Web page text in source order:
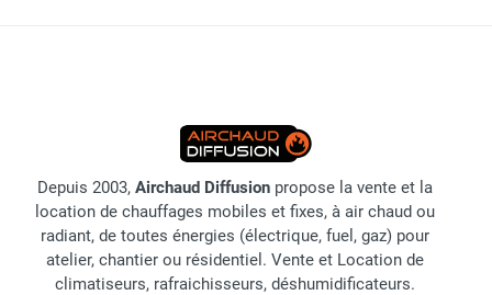
Depuis 2003, Airchaud Diffusion propose la vente et la
location de chauffages mobiles et fixes, à air chaud ou
radiant, de toutes énergies (électrique, fuel, gaz) pour
atelier, chantier ou résidentiel. Vente et Location de
climatiseurs, rafraichisseurs, déshumidificateurs.